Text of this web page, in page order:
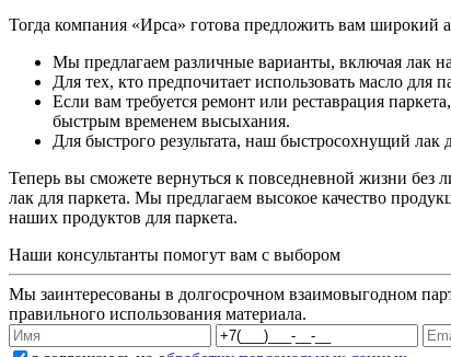
Тогда компания «Ирса» готова предложить вам широкий
Мы предлагаем различные варианты, включая лак
Для тех, кто предпочитает использовать масло
Если вам требуется ремонт или реставрация
быстрым временем высыхания.
Для быстрого результата, наш быстросохнущий
Теперь вы сможете вернуться к повседневной жизни
лак для паркета. Мы предлагаем высокое качество
наших продуктов для паркета.
Наши консультанты помогут вам с выбором
Мы заинтересованы в долгосрочном взаимовыгодном
правильного использования материала.